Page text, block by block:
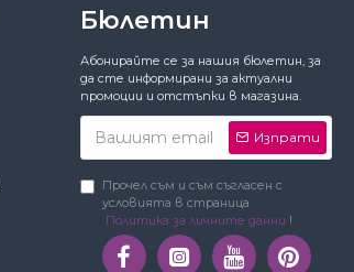
Бюлетин
Абонирайте се за нашия бюлетин, за
да сте информирани за актуални
промоции и отстъпки в магазина.
Изпрати
Прочел съм и съм съгласен с
условията в страница
Политика за личните данни !